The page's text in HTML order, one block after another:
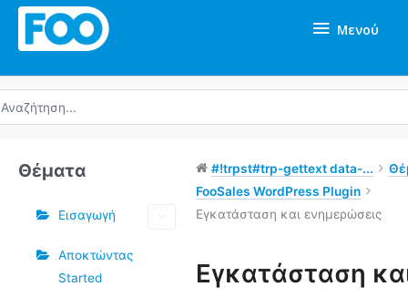
Μενού
Θέματα
Εισαγωγή
Αποκτώντας
Started
#!trpst#trp-gettext data-...
FooSales WordPress Plugin
Εγκατάσταση και ενημερώσεις
Εγκατάσταση